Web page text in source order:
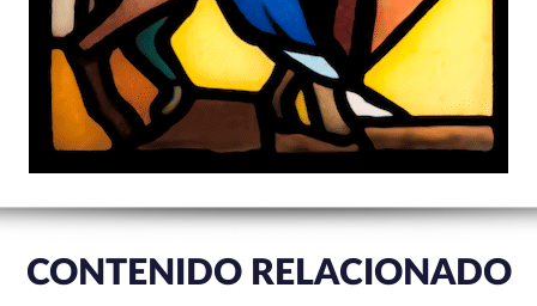
CONTENIDO RELACIONADO